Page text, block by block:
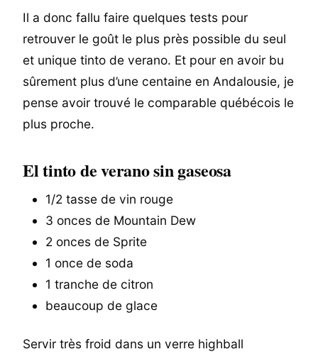
Il a donc fallu faire quelques tests pour
retrouver le goût le plus près possible du seul
et unique tinto de verano. Et pour en avoir bu
sûrement plus d’une centaine en Andalousie, je
pense avoir trouvé le comparable québécois le
plus proche.
El tinto de verano sin gaseosa
1/2 tasse de vin rouge
3 onces de Mountain Dew
2 onces de Sprite
1 once de soda
1 tranche de citron
beaucoup de glace
Servir très froid dans un verre highball